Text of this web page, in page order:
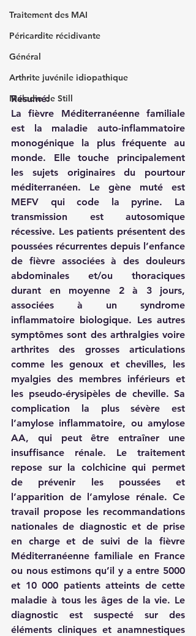
Traitement des MAI
Péricardite récidivante
Général
Arthrite juvénile idiopathique
Maladie de Still
Résumé:
La fièvre Méditerranéenne familiale
est la maladie auto-inflammatoire
monogénique la plus fréquente au
monde. Elle touche principalement
les sujets originaires du pourtour
méditerranéen. Le gène muté est
MEFV qui code la pyrine. La
transmission est autosomique
récessive. Les patients présentent des
poussées récurrentes depuis l’enfance
de fièvre associées à des douleurs
abdominales et/ou thoraciques
durant en moyenne 2 à 3 jours,
associées à un syndrome
inflammatoire biologique. Les autres
symptômes sont des arthralgies voire
arthrites des grosses articulations
comme les genoux et chevilles, les
myalgies des membres inférieurs et
les pseudo-érysipèles de cheville. Sa
complication la plus sévère est
l’amylose inflammatoire, ou amylose
AA, qui peut être entraîner une
insuffisance rénale. Le traitement
repose sur la colchicine qui permet
de prévenir les poussées et
l’apparition de l’amylose rénale. Ce
travail propose les recommandations
nationales de diagnostic et de prise
en charge et de suivi de la fièvre
Méditerranéenne familiale en France
ou nous estimons qu’il y a entre 5000
et 10 000 patients atteints de cette
maladie à tous les âges de la vie. Le
diagnostic est suspecté sur des
éléments cliniques et anamnestiques